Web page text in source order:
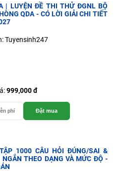
| LUYỆN ĐỀ THI THỬ ĐGNL BỘ
QDA - CÓ LỜI GIẢI CHI TIẾT
Tuyensinh247
999,000 đ
phí Đặt mua
1000 CÂU HỎI ĐÚNG/SAI &
NGẮN THEO DẠNG VÀ MỨC ĐỘ -